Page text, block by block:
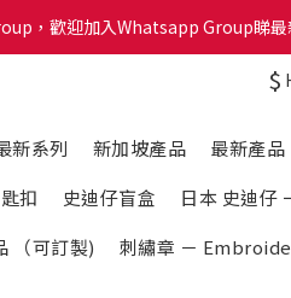
計劃已啟動！每買 $1蚊可以得1分
，歡迎加入Whatsapp Group睇
分計劃已啟動！每買 $1蚊可以得1分$
新系列 新加坡產品 最新產
扣 史迪仔盲盒 日本 史迪仔
（可訂製) 刺繡章 －